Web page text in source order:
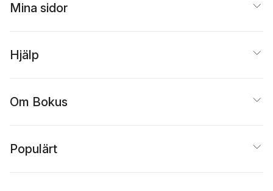
Mina sidor
Hjälp
Om Bokus
Populärt